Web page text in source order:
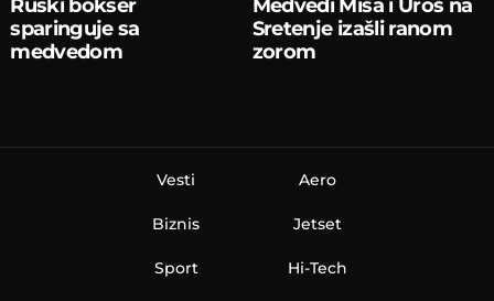
sparinguje sa
medvedom
Sretenje izašli ranom
zorom
Vesti
Biznis
Sport
Aero
Jetset
Hi-Tech